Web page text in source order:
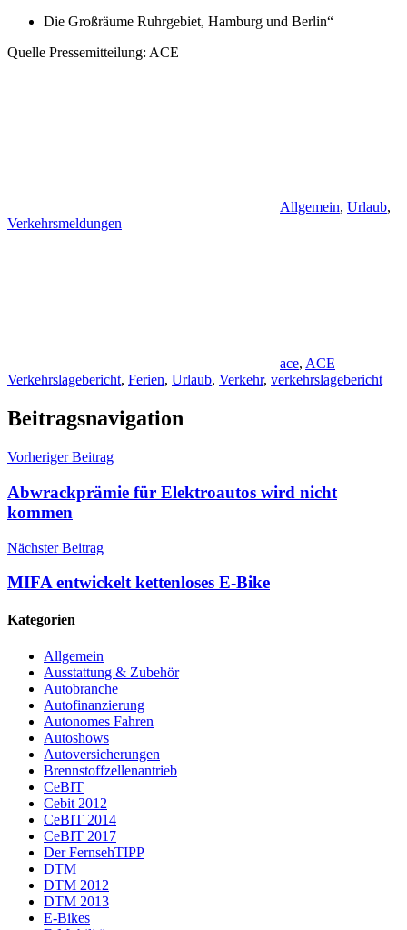
Die Großräume Ruhrgebiet, Hamburg und Berlin“
Quelle Pressemitteilung: ACE
Allgemein, Urlaub,
Verkehrsmeldungen
ace, ACE
Verkehrslagebericht, Ferien, Urlaub, Verkehr, verkehrslagebericht
Beitragsnavigation
Vorheriger Beitrag
Abwrackprämie für Elektroautos wird nicht
kommen
Nächster Beitrag
MIFA entwickelt kettenloses E-Bike
Kategorien
Allgemein
Ausstattung & Zubehör
Autobranche
Autofinanzierung
Autonomes Fahren
Autoshows
Autoversicherungen
Brennstoffzellenantrieb
CeBIT
Cebit 2012
CeBIT 2014
CeBIT 2017
Der FernsehTIPP
DTM
DTM 2012
DTM 2013
E-Bikes